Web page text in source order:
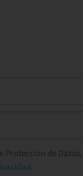
Protección de Datos,